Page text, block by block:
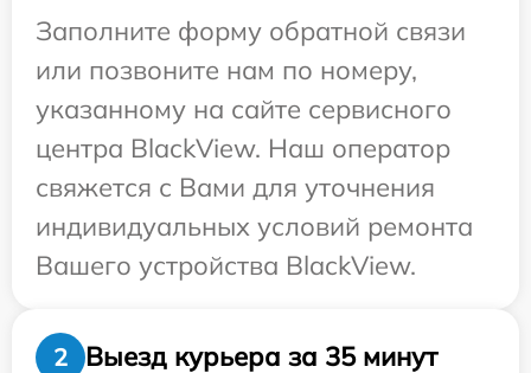
Заполните форму обратной связи
или позвоните нам по номеру,
указанному на сайте сервисного
центра BlackView. Наш оператор
свяжется с Вами для уточнения
индивидуальных условий ремонта
Вашего устройства BlackView.
2
Выезд курьера за 35 минут